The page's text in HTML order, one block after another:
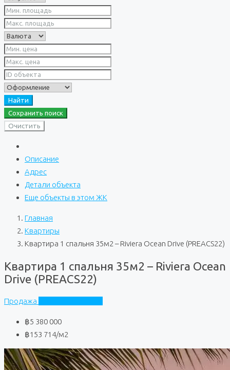
Найти
Сохранить поиск
Очистить
Описание
Адрес
Детали объекта
Еще объекты в этом ЖК
Главная
Квартиры
Квартира 1 спальня 35м2 – Riviera Ocean Drive (PREACS22)
Квартира 1 спальня 35м2 – Riviera Ocean
Drive (PREACS22)
Продажа
฿5 380 000
฿153 714/м2